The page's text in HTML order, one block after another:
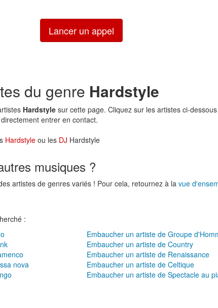
Lancer un appel
du genre Hardstyle
Hardstyle sur cette page. Cliquez sur les artistes ci-
entrer en contact.
Hardstyle ou les DJ Hardstyle
musiques ?
artistes de genres variés ! Pour cela, retournez à la vue
:
nova
Embaucher un artiste de Groupe
Embaucher un artiste de Country
Embaucher un artiste de Renaissance
Embaucher un artiste de Celtique
Embaucher un artiste de Spectacle au